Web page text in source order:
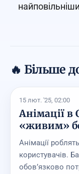
🔥 Більше
15 лют. '25, 02:00
Анімації в
«живим»
Анімації
користувачів.
обов’язково